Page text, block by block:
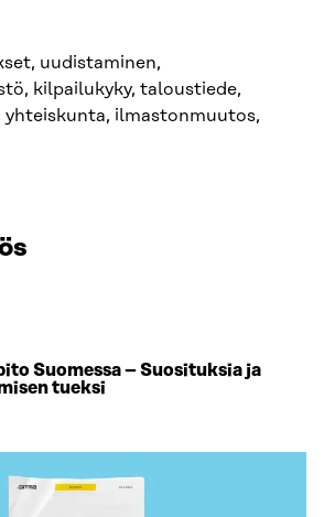
uudistaminen,
kilpailukyky, taloustiede,
ilmastonmuutos,
Suomessa – Suosituksia ja
tueksi